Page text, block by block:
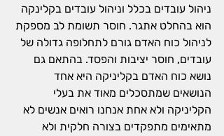
ניהול עובדים בכלל וניהול עובדים בקלינקה
הוא בהחלט אתגר. חוסר תשומת לב מספקת
לניהול כוח האדם גורם לתחלופה גדולה של
עובדים, חוסר יציבות והפסד. בהתאם גם
נושא כוח האדם בקליניקה היא אחד
הנושאים שמתסכלים מאוד את בעלי
הקליניקה ולא אחת אנחנו רואים אנשים לא
מתאימים מתפקדים בצורה חלקית ולא